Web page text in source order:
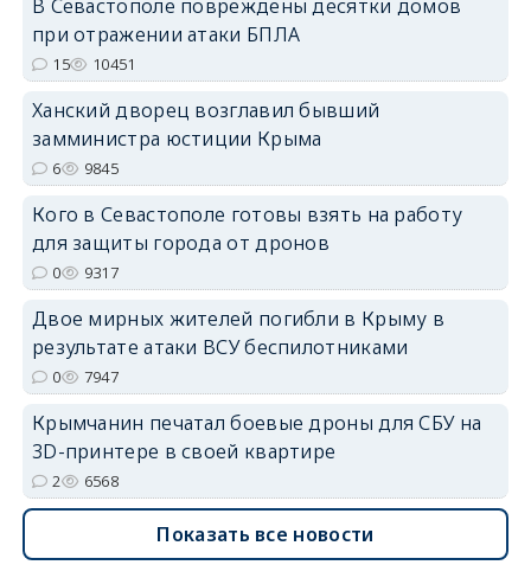
В Севастополе повреждены десятки домов
при отражении атаки БПЛА
15 10451
Ханский дворец возглавил бывший
замминистра юстиции Крыма
6 9845
Кого в Севастополе готовы взять на работу
для защиты города от дронов
0 9317
Двое мирных жителей погибли в Крыму в
результате атаки ВСУ беспилотниками
0 7947
Крымчанин печатал боевые дроны для СБУ на
3D-принтере в своей квартире
2 6568
Показать все новости